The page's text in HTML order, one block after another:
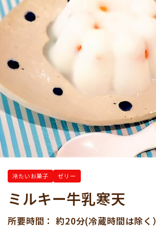
冷たいお菓子 ゼリー
ミルキー牛乳寒天
所要時間： 約20分(冷蔵時間は除く）